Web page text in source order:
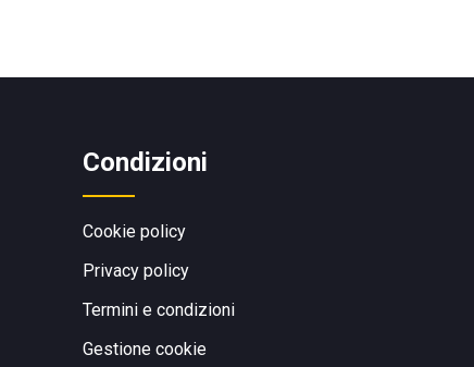
Condizioni
Cookie policy
Privacy policy
Termini e condizioni
Gestione cookie